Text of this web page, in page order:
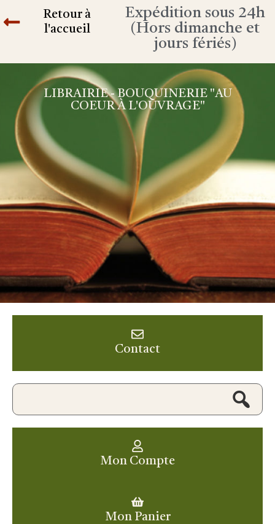
Retour à
l'accueil
Expédition sous 24h
(Hors dimanche et
jours fériés)
LIBRAIRIE - BOUQUINERIE "AU
COEUR À L'OUVRAGE"
Contact
Mon Compte
Mon Panier